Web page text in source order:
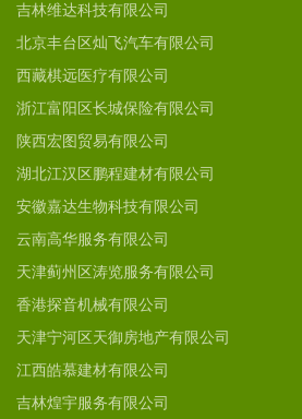
吉林维达科技有限公司
北京丰台区灿飞汽车有限公司
西藏棋远医疗有限公司
浙江富阳区长城保险有限公司
陕西宏图贸易有限公司
湖北江汉区鹏程建材有限公司
安徽嘉达生物科技有限公司
云南高华服务有限公司
天津蓟州区涛览服务有限公司
香港探音机械有限公司
天津宁河区天御房地产有限公司
江西皓慕建材有限公司
吉林煌宇服务有限公司